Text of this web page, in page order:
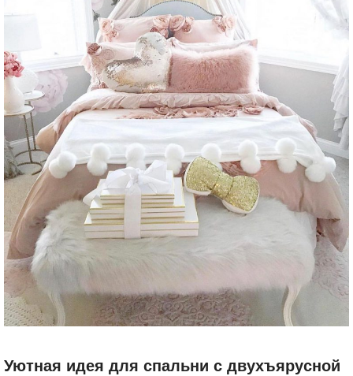
Уютная идея для спальни с двухъярусной